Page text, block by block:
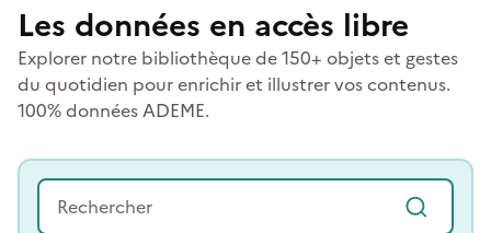
Les données en accès libre
Explorer notre bibliothèque de 150+ objets et gestes
du quotidien pour enrichir et illustrer vos contenus.
100% données ADEME.